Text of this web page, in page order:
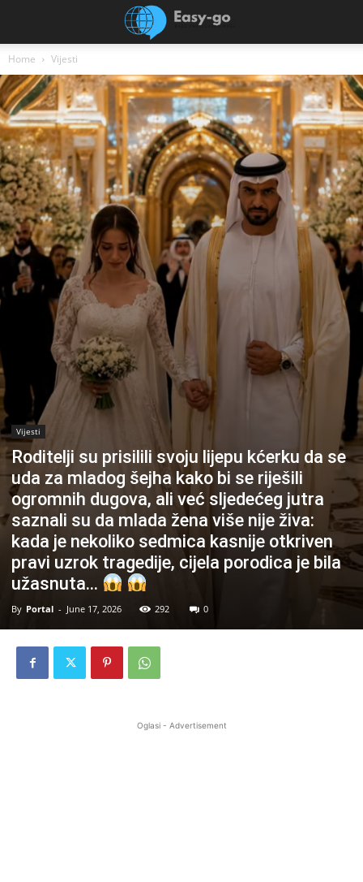
Home Vijesti
Vijesti
Roditelji su prisilili svoju lijepu kćerku da se
uda za mladog šejha kako bi se riješili
ogromnih dugova, ali već sljedećeg jutra
saznali su da mlada žena više nije živa:
kada je nekoliko sedmica kasnije otkriven
pravi uzrok tragedije, cijela porodica je bila
užasnuta…
By Portal - June 17, 2026 292 0
Oglasi - Advertisement